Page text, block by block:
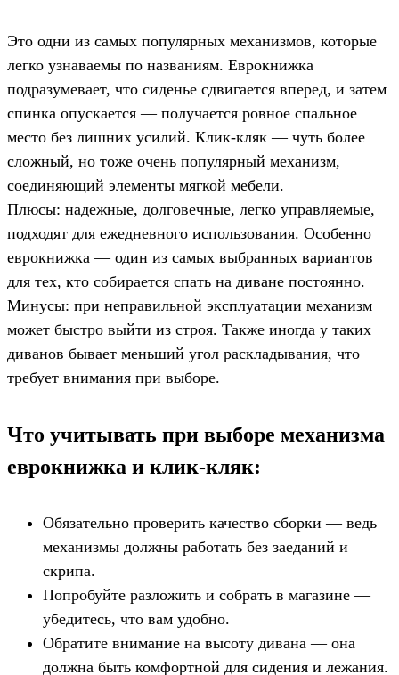
Это одни из самых популярных механизмов, которые
легко узнаваемы по названиям. Еврокнижка
подразумевает, что сиденье сдвигается вперед, и затем
спинка опускается — получается ровное спальное
место без лишних усилий. Клик-кляк — чуть более
сложный, но тоже очень популярный механизм,
соединяющий элементы мягкой мебели.
Плюсы: надежные, долговечные, легко управляемые,
подходят для ежедневного использования. Особенно
еврокнижка — один из самых выбранных вариантов
для тех, кто собирается спать на диване постоянно.
Минусы: при неправильной эксплуатации механизм
может быстро выйти из строя. Также иногда у таких
диванов бывает меньший угол раскладывания, что
требует внимания при выборе.
Что учитывать при выборе механизма
еврокнижка и клик-кляк:
Обязательно проверить качество сборки — ведь
механизмы должны работать без заеданий и
скрипа.
Попробуйте разложить и собрать в магазине —
убедитесь, что вам удобно.
Обратите внимание на высоту дивана — она
должна быть комфортной для сидения и лежания.